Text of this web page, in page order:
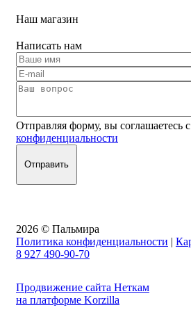
Наш магазин
Написать нам
Отправляя форму, вы соглашаетесь с
конфиденциальности
2026 © Пальмира
Политика конфиденциальности |
8 927 490-90-70
Продвижение сайта Неткам
на платформе Korzilla